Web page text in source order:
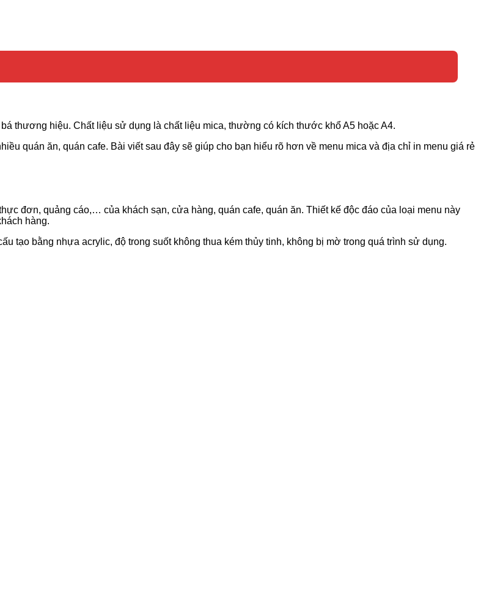
thương hiệu. Chất liệu sử dụng là chất liệu mica, thường có kích thước khổ A5 hoặc A4.
quán ăn, quán cafe. Bài viết sau đây sẽ giúp cho bạn hiểu rõ hơn về menu mica và địa chỉ in menu giá rẻ
đơn, quảng cáo,… của khách sạn, cửa hàng, quán cafe, quán ăn. Thiết kế độc đáo của loại menu này
hàng.
tạo bằng nhựa acrylic, độ trong suốt không thua kém thủy tinh, không bị mờ trong quá trình sử dụng.